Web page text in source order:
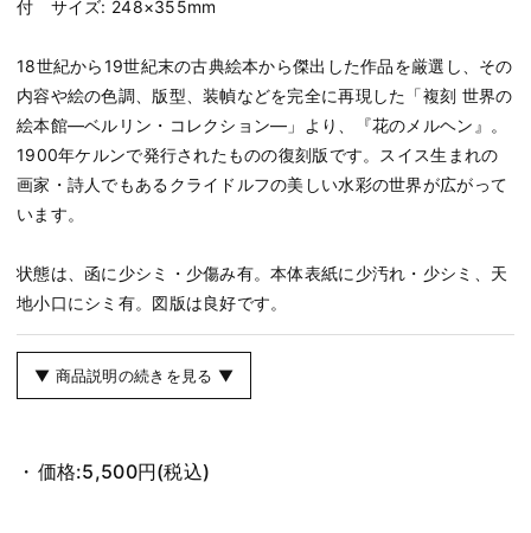
付 サイズ: 248×355mm
18世紀から19世紀末の古典絵本から傑出した作品を厳選し、その
内容や絵の色調、版型、装幀などを完全に再現した「複刻 世界の
絵本館―ベルリン・コレクション―」より、『花のメルヘン』。
1900年ケルンで発行されたものの復刻版です。スイス生まれの
画家・詩人でもあるクライドルフの美しい水彩の世界が広がって
います。
状態は、函に少シミ・少傷み有。本体表紙に少汚れ・少シミ、天
地小口にシミ有。図版は良好です。
▼ 商品説明の続きを見る ▼
価格:5,500円(税込)